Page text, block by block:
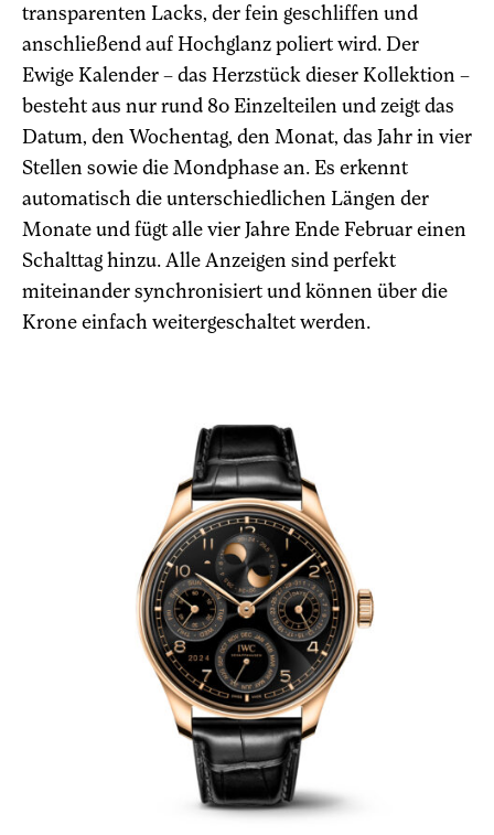
transparenten Lacks, der fein geschliffen und
anschließend auf Hochglanz poliert wird. Der
Ewige Kalender – das Herzstück dieser Kollektion –
besteht aus nur rund 80 Einzelteilen und zeigt das
Datum, den Wochentag, den Monat, das Jahr in vier
Stellen sowie die Mondphase an. Es erkennt
automatisch die unterschiedlichen Längen der
Monate und fügt alle vier Jahre Ende Februar einen
Schalttag hinzu. Alle Anzeigen sind perfekt
miteinander synchronisiert und können über die
Krone einfach weitergeschaltet werden.